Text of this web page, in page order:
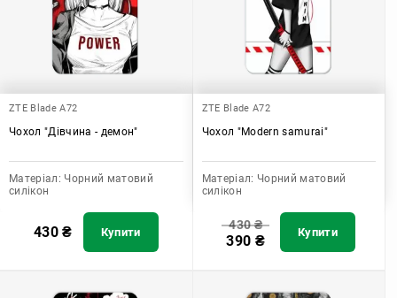
ZTE Blade A72
Чохол "Дівчина - демон"
Матеріал: Чорний матовий
силікон
430₴ Купити
ZTE Blade A72
Чохол "Modern samurai"
Матеріал: Чорний матовий
силікон
430₴
390 ₴ Купити